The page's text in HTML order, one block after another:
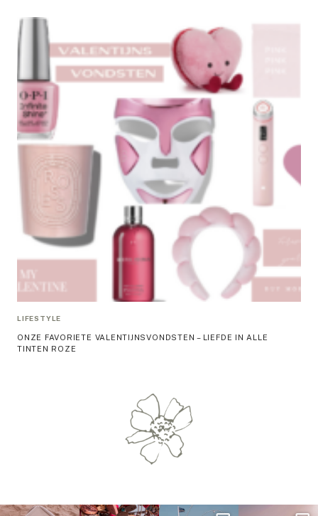
LIFESTYLE
ONZE FAVORIETE VALENTIJNSVONDSTEN – LIEFDE IN ALLE
TINTEN ROZE